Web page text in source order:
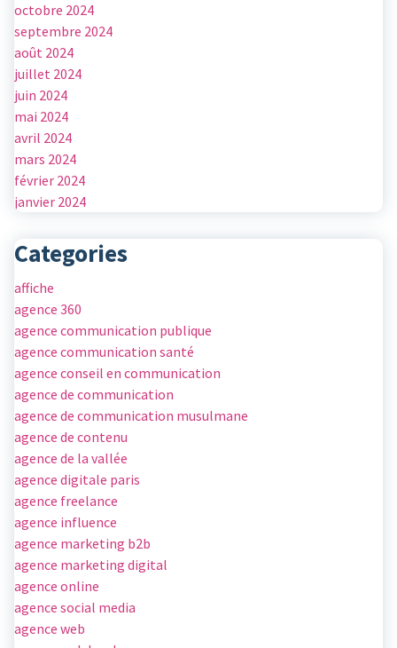
octobre 2024
septembre 2024
août 2024
juillet 2024
juin 2024
mai 2024
avril 2024
mars 2024
février 2024
janvier 2024
Categories
affiche
agence 360
agence communication publique
agence communication santé
agence conseil en communication
agence de communication
agence de communication musulmane
agence de contenu
agence de la vallée
agence digitale paris
agence freelance
agence influence
agence marketing b2b
agence marketing digital
agence online
agence social media
agence web